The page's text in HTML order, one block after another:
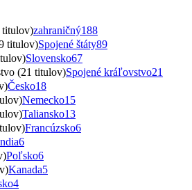
titulov)zahraničný188
titulov)Spojené štáty89
Slovensko67
(21 titulov)Spojené kráľovstvo21
Česko18
Nemecko15
Taliansko13
Francúzsko6
6
Poľsko6
Kanada5
4